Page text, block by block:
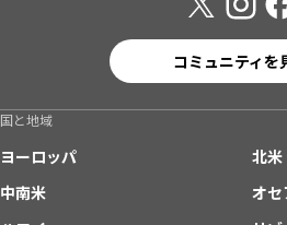
コミュニティを
国と地域
ヨーロッパ
北米
中南米
オセ